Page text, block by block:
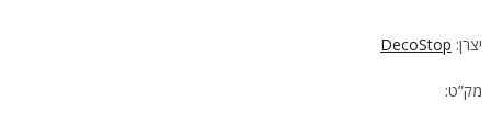
יצרן: DecoStop
מק”ט: